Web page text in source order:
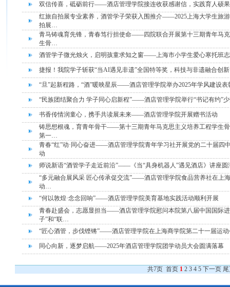
双信传喜，砥砺前行——酒店管理学院接连收获感谢信，实践育人硕
红旅自拍展专业素养，酒管学子荣获入围推介——2025上海大学生旅游
拍展…
青马铸魂育先锋，青春笃行担使命——四院联合开展第十三期青年马
生骨…
酒管学子微光烛火，启明孩童求知之窗——上海市小学生爱心寒托班
捷报！我院学子斩获“当AI遇见非遗”全国特等奖，科技与非遗融合创
“旦”起新程路，“酒”暖映星辰——酒店管理学院举办2025年学风建设表
“民族团结聚合力 学子同心启新程”——酒店管理学院举行“书记有约”
书香传情润童心，携手共读展未来——酒店管理学院开展赠书活动
铸思想根魂，育青年骨干——第十三期青年马克思主义培养工程学生
第一…
青春“红”动·同心奋进——酒店管理学院青年学习社开展党的二十届四
动
师说新语“酒管学子走近前沿”——《当“具身机器人”遇见酒店》讲座圆
“多元融合展风采 匠心传承促交流”——酒店管理学院食品营养社在上
动…
“何以敦煌·念念回响”——酒店管理学院美育基地实践活动顺利开展
青春赴盛会，志愿显担当——酒店管理学院慰问本院第八届中国国际
子”和“联…
“匠心酒管，步伐铿锵”——酒店管理学院在上海商学院第二十一届运动
同心向新，逐梦启航——2025年酒店管理学院团学动员大会圆满落幕
共7页 首页 1 2 3 4 5 下一页